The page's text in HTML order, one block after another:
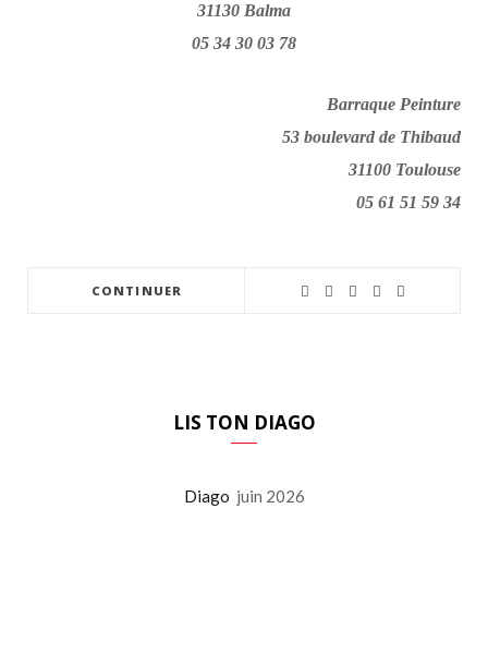
31130 Balma
05 34 30 03 78
Barraque Peinture
53 boulevard de Thibaud
31100 Toulouse
05 61 51 59 34
CONTINUER
LIS TON DIAGO
Diago juin 2026